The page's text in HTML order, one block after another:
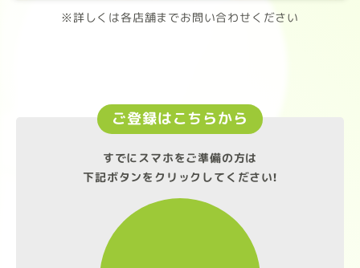
※詳しくは各店舗までお問い合わせください
ご登録はこちらから
すでにスマホをご準備の方は
下記ボタンをクリックしてください!